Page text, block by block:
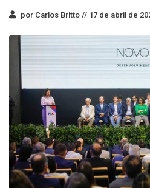
por Carlos Britto // 17 de abril de